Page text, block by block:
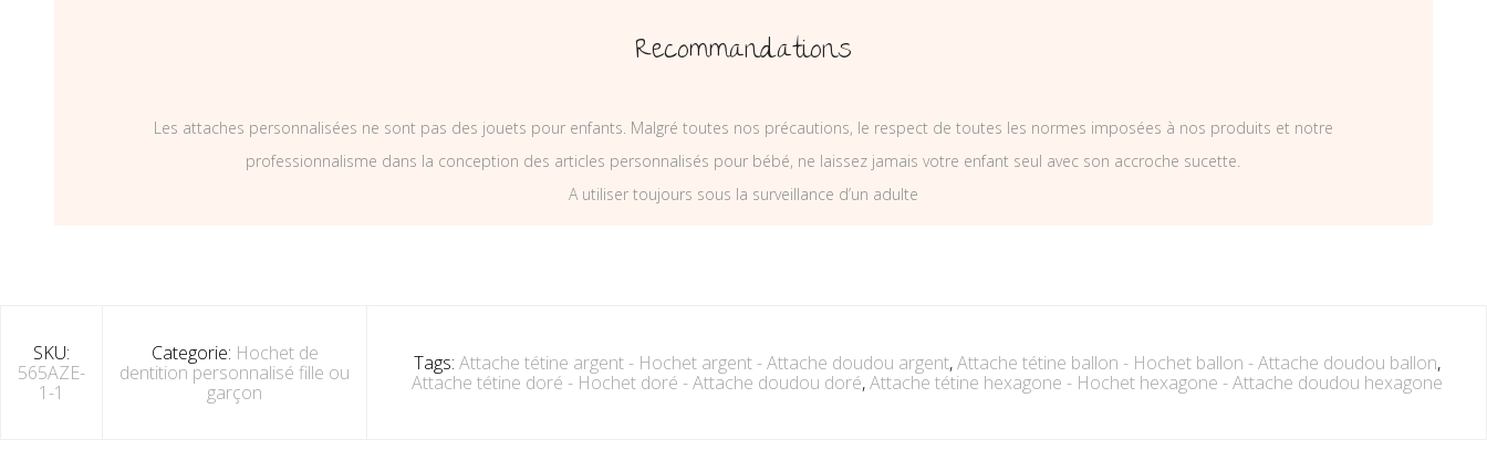
Recommandations
Les attaches personnalisées ne sont pas des jouets pour enfants. Malgré toutes nos précautions, le respect de toutes les normes imposées à nos produits et notre
professionnalisme dans la conception des articles personnalisés pour bébé, ne laissez jamais votre enfant seul avec son accroche sucette.
A utiliser toujours sous la surveillance d’un adulte
SKU:
565AZE-
1-1
Categorie: Hochet de
dentition personnalisé fille ou
garçon
Tags: Attache tétine argent - Hochet argent - Attache doudou argent,Attache tétine ballon - Hochet ballon - Attache doudou ballon,
Attache tétine doré - Hochet doré - Attache doudou doré,Attache tétine hexagone - Hochet hexagone - Attache doudou hexagone